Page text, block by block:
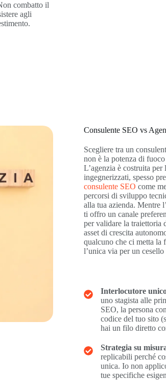
combatto il
agli
Consulente SEO vs
Scegliere tra un
non è la potenza di
L’agenzia è costruita
ingegnerizzati, spesso
consulente SEO come
percorsi di sviluppo
alla tua azienda. Mentre
ti offro un canale
per validare la traiettoria
asset di crescita
qualcuno che ci metta la
l’unica via per un
Interlocutore
uno stagista alle
SEO, la persona
codice del tuo sito
hai un filo diretto
Strategia su
replicabili perché
unica. Io non
tue specifiche